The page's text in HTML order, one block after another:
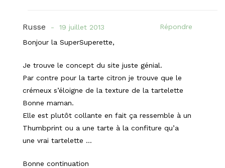
Russe 19 juillet 2013
Répondre
Bonjour la SuperSuperette,
Je trouve le concept du site juste génial.
Par contre pour la tarte citron je trouve que le
crémeux s’éloigne de la texture de la tartelette
Bonne maman.
Elle est plutôt collante en fait ça ressemble à un
Thumbprint ou a une tarte à la confiture qu’a
une vrai tartelette …
Bonne continuation